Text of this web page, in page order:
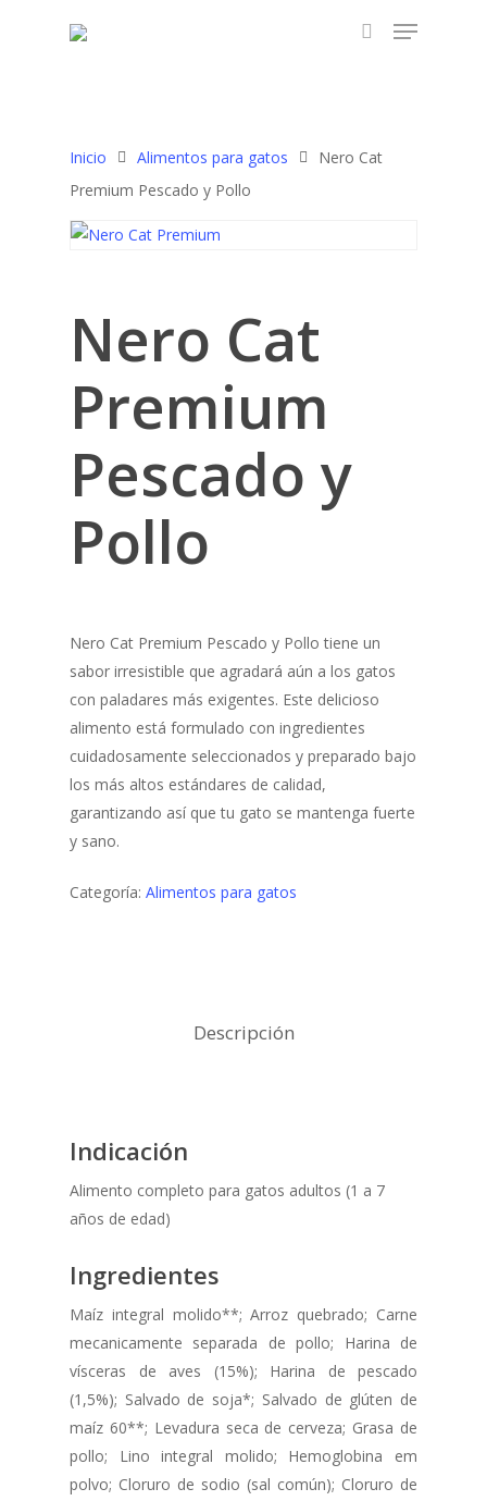
Inicio Alimentos para gatos
Nero Cat
Premium Pescado y Pollo
Nero Cat
Premium
Pescado y
Pollo
Nero Cat Premium Pescado y Pollo tiene un
sabor irresistible que agradará aún a los gatos
con paladares más exigentes. Este delicioso
alimento está formulado con ingredientes
cuidadosamente seleccionados y preparado bajo
los más altos estándares de calidad,
garantizando así que tu gato se mantenga fuerte
y sano.
Categoría: Alimentos para gatos
Descripción
Indicación
Alimento completo para gatos adultos (1 a 7
años de edad)
Ingredientes
Maíz integral molido**; Arroz quebrado; Carne
mecanicamente separada de pollo; Harina de
vísceras de aves (15%); Harina de pescado
(1,5%); Salvado de soja*; Salvado de glúten de
maíz 60**; Levadura seca de cerveza; Grasa de
pollo; Lino integral molido; Hemoglobina em
polvo; Cloruro de sodio (sal común); Cloruro de